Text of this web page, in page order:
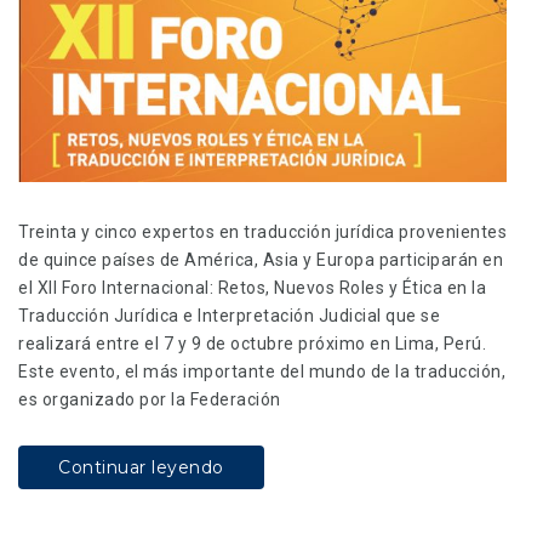
Treinta y cinco expertos en traducción jurídica provenientes
de quince países de América, Asia y Europa participarán en
el XII Foro Internacional: Retos, Nuevos Roles y Ética en la
Traducción Jurídica e Interpretación Judicial que se
realizará entre el 7 y 9 de octubre próximo en Lima, Perú.
Este evento, el más importante del mundo de la traducción,
es organizado por la Federación
Continuar leyendo